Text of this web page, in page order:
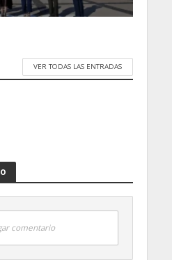
VER TODAS LAS ENTRADAS
comentario